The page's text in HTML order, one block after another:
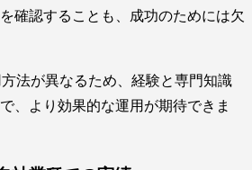
確認することも、成功のためには欠
法が異なるため、経験と専門知識
、より効果的な運用が期待できま